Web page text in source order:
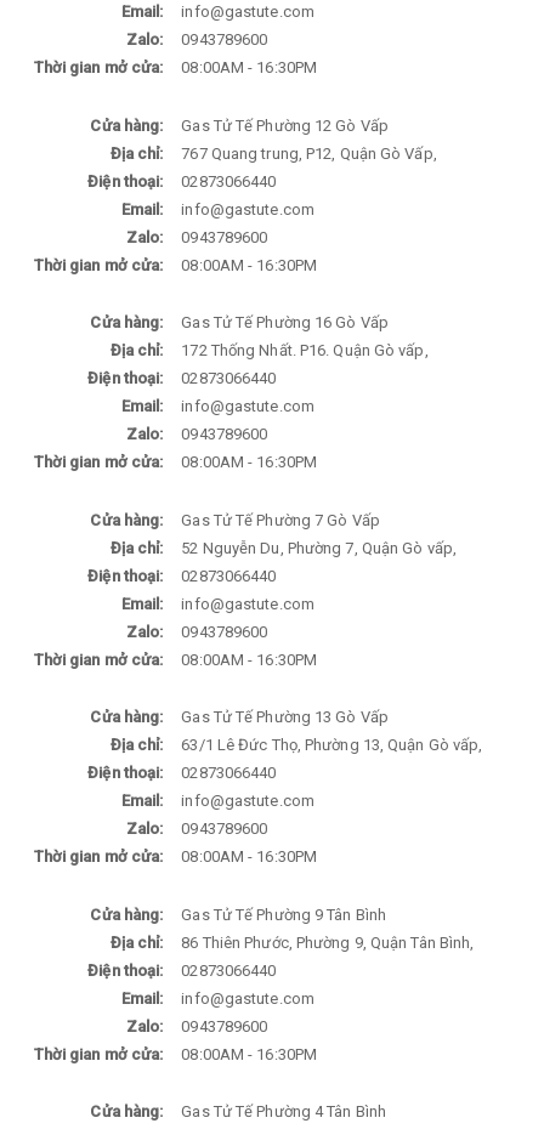
Email:
info@gastute.com
Zalo:
0943789600
Thời gian mở cửa:
08:00AM - 16:30PM
Cửa hàng:
Gas Tử Tế Phường 12 Gò Vấp
Địa chỉ:
767 Quang trung, P12, Quận Gò Vấp,
Điện thoại:
02873066440
Email:
info@gastute.com
Zalo:
0943789600
Thời gian mở cửa:
08:00AM - 16:30PM
Cửa hàng:
Gas Tử Tế Phường 16 Gò Vấp
Địa chỉ:
172 Thống Nhất. P16. Quận Gò vấp,
Điện thoại:
02873066440
Email:
info@gastute.com
Zalo:
0943789600
Thời gian mở cửa:
08:00AM - 16:30PM
Cửa hàng:
Gas Tử Tế Phường 7 Gò Vấp
Địa chỉ:
52 Nguyễn Du, Phường 7, Quận Gò vấp,
Điện thoại:
02873066440
Email:
info@gastute.com
Zalo:
0943789600
Thời gian mở cửa:
08:00AM - 16:30PM
Cửa hàng:
Gas Tử Tế Phường 13 Gò Vấp
Địa chỉ:
63/1 Lê Đức Thọ, Phường 13, Quận Gò vấp,
Điện thoại:
02873066440
Email:
info@gastute.com
Zalo:
0943789600
Thời gian mở cửa:
08:00AM - 16:30PM
Cửa hàng:
Gas Tử Tế Phường 9 Tân Bình
Địa chỉ:
86 Thiên Phước, Phường 9, Quận Tân Bình,
Điện thoại:
02873066440
Email:
info@gastute.com
Zalo:
0943789600
Thời gian mở cửa:
08:00AM - 16:30PM
Cửa hàng:
Gas Tử Tế Phường 4 Tân Bình